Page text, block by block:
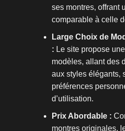
ses montres, offrant
comparable à celle
Large Choix de
: Le site propose
modèles, allant des
aux styles élégants,
préférences
d’utilisation.
Prix Abordable :
montres originales,